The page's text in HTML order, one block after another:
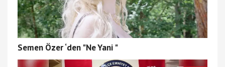
Semen Özer ‘den "Ne Yani "